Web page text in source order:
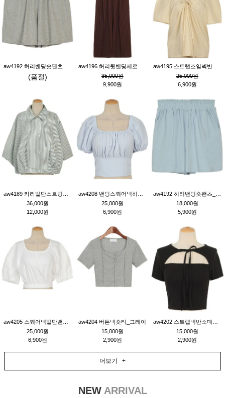
(품절)
35,000원
9,900원
25,000원
6,900원
36,000원
12,000원
25,000원
6,900원
18,000원
5,900원
25,000원
6,900원
aw4204 버튼넥숏티_그레이
15,000원
2,900원
15,000원
2,900원
더보기 +
NEWARRIVAL